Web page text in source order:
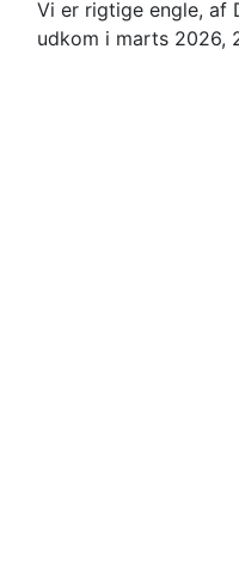
Vi er rigtige engle, af
udkom i marts 2026,